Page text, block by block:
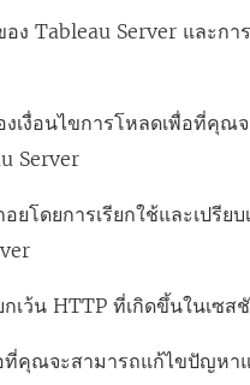
อง Tableau Server และก
งเงื่อนไขการโหลดเพื่อที่คุ
Server
ยโดยการเรียกใช้และเปรี
เว้น HTTP ที่เกิดขึ้นในเซส
ที่คุณจะสามารถแก้ไขปัญหา